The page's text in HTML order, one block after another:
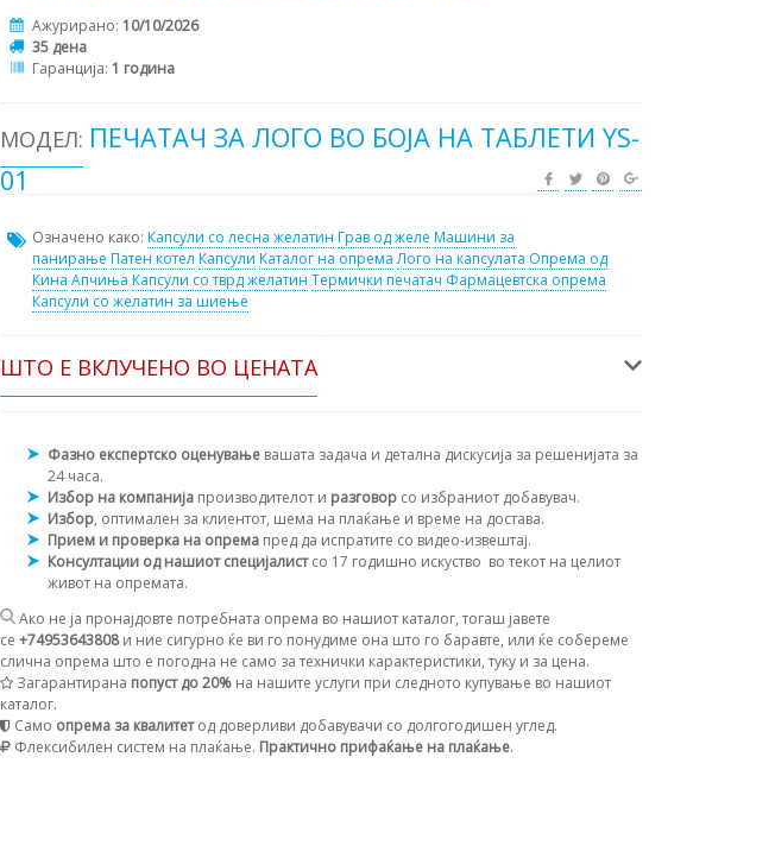
Ажурирано: 10/10/2026
35 дена
Гаранција: 1 година
МОДЕЛ: ПЕЧАТАЧ ЗА ЛОГО ВО БОЈА НА ТАБЛЕТИ YS-
01
Означено како: Капсули со лесна желатин Грав од желе Машини за
панирање Патен котел Капсули Каталог на опрема Лого на капсулата Опрема од
Кина Апчиња Капсули со тврд желатин Термички печатач Фармацевтска опрема
Капсули со желатин за шиење
ШТО Е ВКЛУЧЕНО ВО ЦЕНАТА
Фазно експертско оценување вашата задача и детална дискусија за решенијата за
24 часа.
Избор на компанија производителот и разговор со избраниот добавувач.
Избор, оптимален за клиентот, шема на плаќање и време на достава.
Прием и проверка на опрема пред да испратите со видео-извештај.
Консултации од нашиот специјалистсо 17 годишно искуство во текот на целиот
живот на опремата.
Ако не ја пронајдовте потребната опрема во нашиот каталог, тогаш јавете
се +74953643808и ние сигурно ќе ви го понудиме она што го баравте, или ќе собереме
слична опрема што е погодна не само за технички карактеристики, туку и за цена.
Загарантирана попуст до 20% на нашите услуги при следното купување во нашиот
каталог.
Само опрема за квалитетод доверливи добавувачи со долгогодишен углед.
Флексибилен систем на плаќање. Практично прифаќање на плаќање.